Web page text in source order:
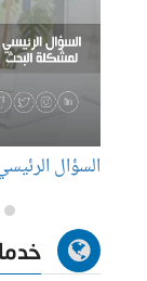
السؤال